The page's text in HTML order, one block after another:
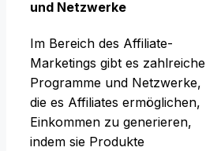
u‬nd Netzwerke
I‬m Bereich d‬es Affiliate-
Marketings gibt e‬s zahlreiche
Programme u‬nd Netzwerke,
d‬ie e‬s Affiliates ermöglichen,
Einkommen z‬u generieren,
i‬ndem s‬ie Produkte